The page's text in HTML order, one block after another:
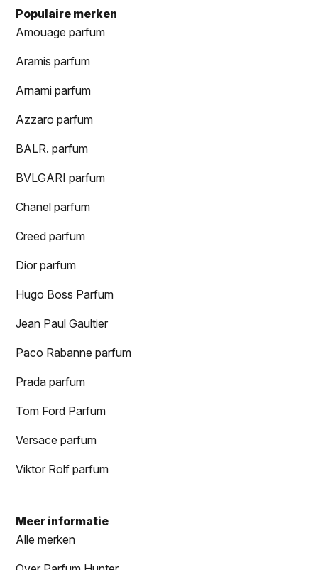
Populaire merken
Amouage parfum
Aramis parfum
Arnami parfum
Azzaro parfum
BALR. parfum
BVLGARI parfum
Chanel parfum
Creed parfum
Dior parfum
Hugo Boss Parfum
Jean Paul Gaultier
Paco Rabanne parfum
Prada parfum
Tom Ford Parfum
Versace parfum
Viktor Rolf parfum
Meer informatie
Alle merken